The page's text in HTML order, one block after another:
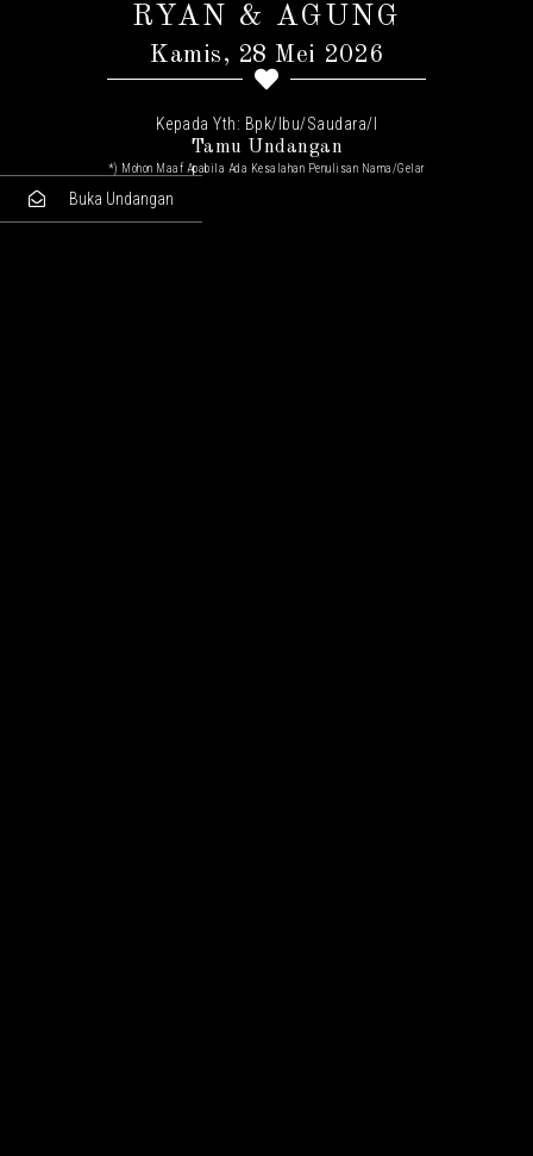
RYAN & AGUNG
Kamis, 28 Mei 2026
Kepada Yth: Bpk/Ibu/Saudara/I
Tamu Undangan
*) Mohon Maaf Apabila Ada Kesalahan Penulisan Nama/gelar
Buka Undangan